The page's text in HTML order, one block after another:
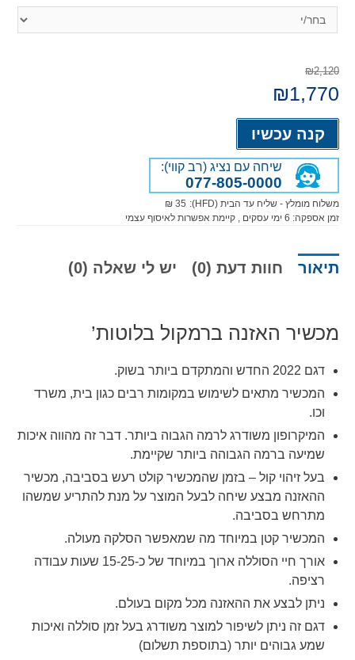
₪2,120
המחיר
המקורי
היה:
₪2,120.
₪1,770
קנה עכשיו
שיחה עם נציג (רב קווי):
077-805-0000
משלוח מומלץ - שליח עד הבית (HFD):
35 ₪
זמן אספקה: 6 ימי עסקים , קיימת אפשרות לאיסוף עצמי
תיאור חוות דעת (0) יש לי שאלה (0)
מכשיר האזנה ברמקול בלוטות’
דגם 2022 החדש והמתקדם ביותר בשוק.
המכשיר מתאים לשימוש במקומות רבים כגון בית, משרד
וכו.
המיקרופון משודרג לרמה הגבוה ביותר. דבר זה מהווה איכות
שמיעה ברמה הגבוהה ביותר שקיימת.
בעל זיהוי קול – בזמן שהמכשיר קולט רעש בסביבה, מכשיר
ההאזנה מבצע שיחה לבעל המוצר על מנת להתריע שמשהו
מתרחש בסביבה.
המכשיר קטן במיוחד מה שמאפשר הסלקה מעולה.
אורך חיי הסוללה ארוך במיוחד של כ-15-25 שעות עבודה
רציפה.
ניתן לבצע את ההאזנה מכל מקום בעולם.
דגם זה ניתן לשיפור למוצר משודרג בעל זמן סוללה ואיכות
שמע גבוהים יותר (בתוספת תשלום)